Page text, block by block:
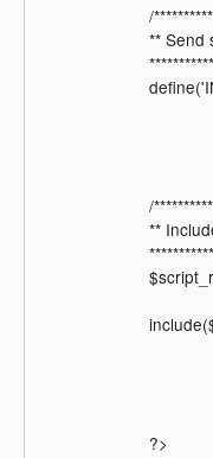
/
** Send
/
**
?>